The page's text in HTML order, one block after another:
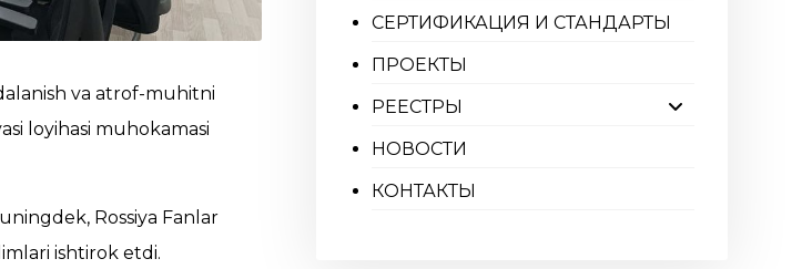
va atrof-muhitni
loyihasi muhokamasi
Rossiya Fanlar
ishtirok etdi.
СЕРТИФИКАЦИЯ И СТАНДАРТЫ
ПРОЕКТЫ
РЕЕСТРЫ
НОВОСТИ
КОНТАКТЫ